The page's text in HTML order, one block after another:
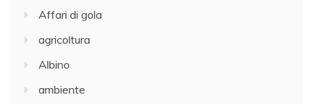
Affari di gola
agricoltura
Albino
ambiente